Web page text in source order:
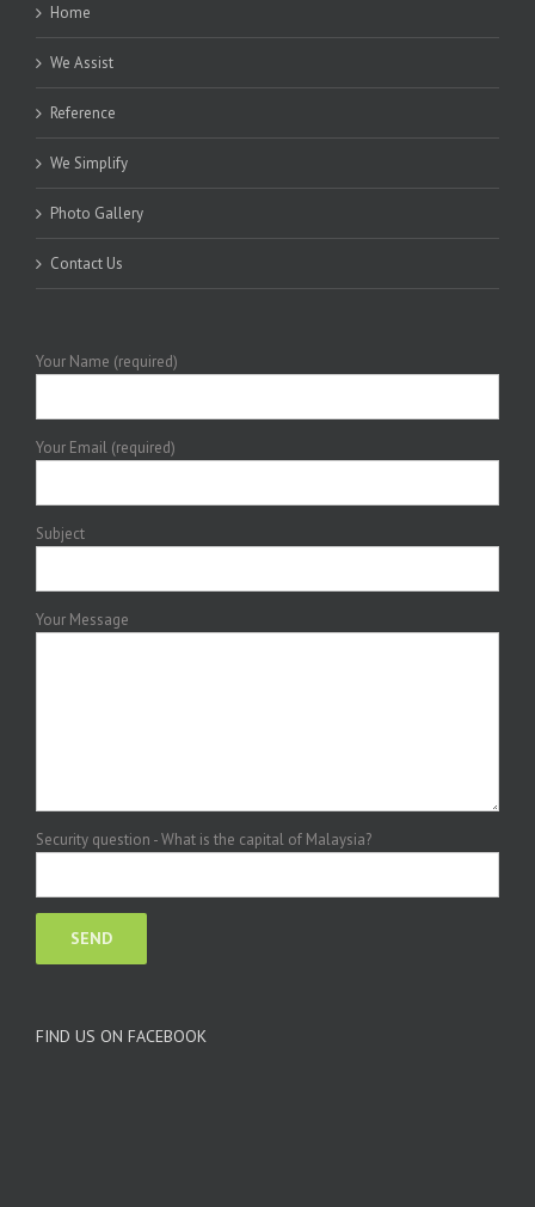
Home
We Assist
Reference
We Simplify
Photo Gallery
Contact Us
Your Name (required)
Your Email (required)
Subject
Your Message
Security question - What is the capital of Malaysia?
FIND US ON FACEBOOK